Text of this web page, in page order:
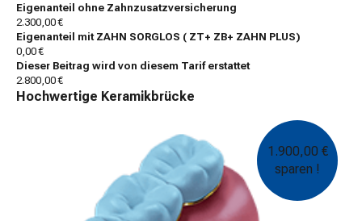
Eigenanteil ohne Zahnzusatzversicherung
2.300,00 €
Eigenanteil mit ZAHN SORGLOS ( ZT+ ZB+ ZAHN PLUS)
0,00 €
Dieser Beitrag wird von diesem Tarif erstattet
2.800,00 €
Hochwertige Keramikbrücke
1.900,00 €
sparen !